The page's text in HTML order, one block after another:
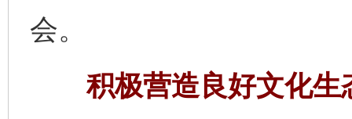
会。
积极营造良好文化生